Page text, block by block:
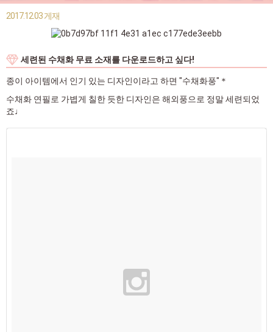
2017.12.03 게재
세련된 수채화 무료 소재를 다운로드하고 싶다!
종이 아이템에서 인기 있는 디자인이라고 하면 "수채화풍"＊
수채화 연필로 가볍게 칠한 듯한 디자인은 해외풍으로 정말 세련되었
죠♩